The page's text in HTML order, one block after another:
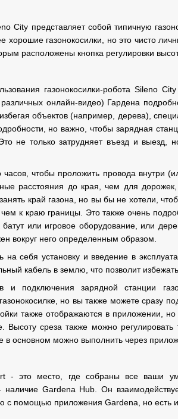
City представляет собой типичную
хорошие газонокосилки, но это чисто
расположены кнопка регулировки
газонокосилки-робота Sileno
онлайн-видео) Гардена
объектов (например, дерева),
но важно, чтобы зарядная
не только затрудняет въезд и выезд,
часов, чтобы проложить провода
расстояния до края, чем для
край газона, но вы бы не хотели,
к краю границы. Это также очень
батут или игровое оборудование, или
вокруг него определенным образом.
себя установку и введение в
кабель в землю, что позволит
и подключения зарядной станции
но вы также можете сразу
также отображаются в приложении,
Высоту среза также можно
в основном можно выполнить через
- это место, где собраны все ваши
наличие Gardena Hub. Он
с помощью приложения Gardena, но есть